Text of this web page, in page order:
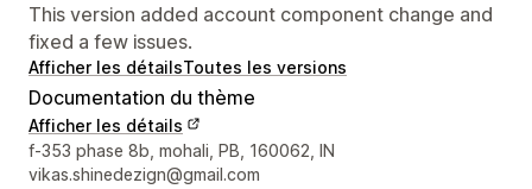
This version added account component change and
fixed a few issues.
Afficher les détailsToutes les versions
Documentation du thème
Afficher les détails
Coordonnées du concepteur
f-353 phase 8b, mohali, PB, 160062, IN
vikas.shinedezign@gmail.com